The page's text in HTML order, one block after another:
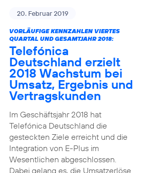
20. Februar 2019
VORLÄUFIGE KENNZAHLEN VIERTES
QUARTAL UND GESAMTJAHR 2018:
Telefónica
Deutschland erzielt
2018 Wachstum bei
Umsatz, Ergebnis und
Vertragskunden
Im Geschäftsjahr 2018 hat
Telefónica Deutschland die
gesteckten Ziele erreicht und die
Integration von E-Plus im
Wesentlichen abgeschlossen.
Dabei gelang es, die Umsatzerlöse